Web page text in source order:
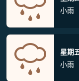
小雨
星期
小雨